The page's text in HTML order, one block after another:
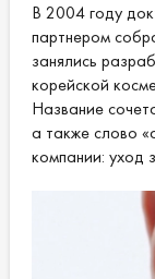
В 2004 году
партнером
занялись
корейской
Название
а также слово
компании: уход